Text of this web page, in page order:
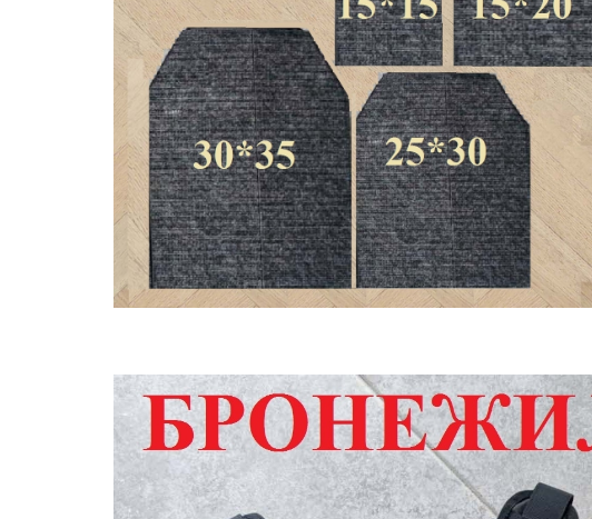
Сайт в стадии наполнения!